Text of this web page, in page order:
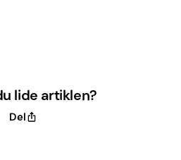
lide artiklen?
Del